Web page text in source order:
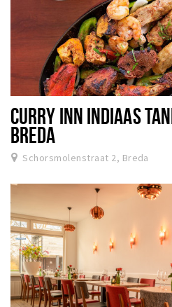
CURRY INN INDIAAS
BREDA
Schorsmolenstraat 2, Breda